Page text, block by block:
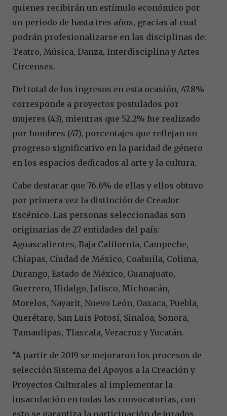
quienes recibirán un estímulo económico por
un periodo de hasta tres años, gracias al cual
podrán profesionalizarse en las disciplinas de:
Teatro, Música, Danza, Interdisciplina y Artes
Circenses.
Del total de los ingresos en esta ocasión, 47.8%
corresponde a proyectos postulados por
mujeres (43), mientras que 52.2% fue realizado
por hombres (47), porcentajes que reflejan un
progreso significativo en la paridad de género
en los espacios dedicados al arte y la cultura.
Cabe destacar que 76.6% de ellas y ellos obtuvo
por primera vez la distinción de Creador
Escénico. Las personas seleccionadas son
originarias de 27 entidades del país:
Aguascalientes, Baja California, Campeche,
Chiapas, Ciudad de México, Coahuila, Colima,
Durango, Estado de México, Guanajuato,
Guerrero, Hidalgo, Jalisco, Michoacán,
Morelos, Nayarit, Nuevo León, Oaxaca, Puebla,
Querétaro, San Luis Potosí, Sinaloa, Sonora,
Tamaulipas, Tlaxcala, Veracruz y Yucatán.
“A partir de 2019 se mejoraron los procesos de
selección Sistema del Apoyos a la Creación y
Proyectos Culturales al implementar la
insaculación en todas las convocatorias, con
esto se garantiza la participación de jurados